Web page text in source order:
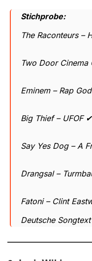
Stichprobe:
The Raconteurs –
Two Door
Eminem – Rap
Big Thief – UFOF ✔
Say Yes Dog – A
Drangsal –
Fatoni – Clint
Deutsche